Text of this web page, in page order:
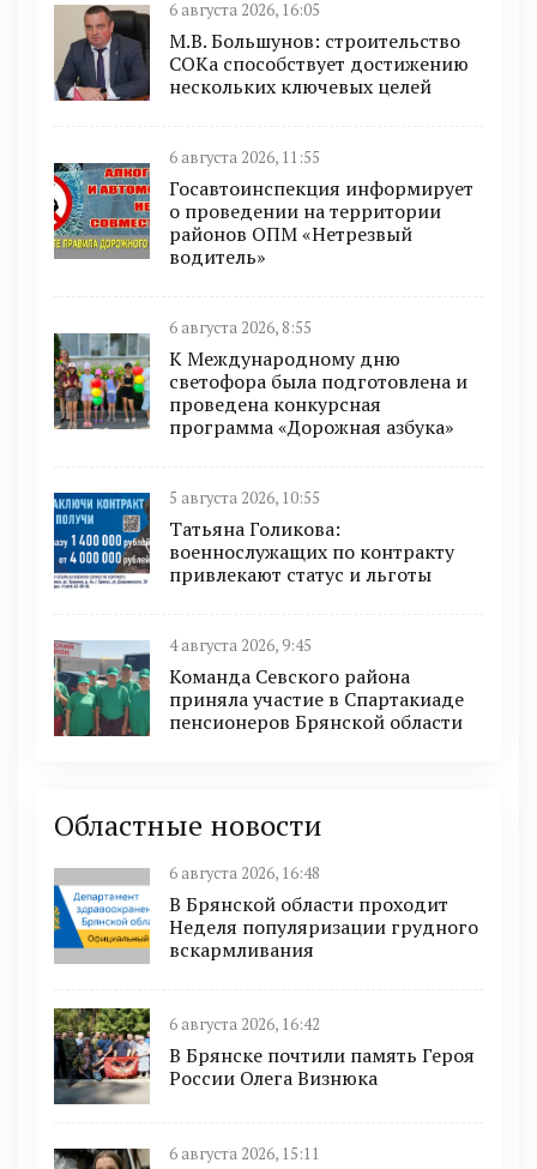
6 августа 2026, 16:05
М.В. Большунов: строительство
СОКа способствует достижению
нескольких ключевых целей
6 августа 2026, 11:55
Госавтоинспекция информирует
о проведении на территории
районов ОПМ «Нетрезвый
водитель»
6 августа 2026, 8:55
К Международному дню
светофора была подготовлена и
проведена конкурсная
программа «Дорожная азбука»
5 августа 2026, 10:55
Татьяна Голикова:
военнослужащих по контракту
привлекают статус и льготы
4 августа 2026, 9:45
Команда Севского района
приняла участие в Спартакиаде
пенсионеров Брянской области
Областные новости
6 августа 2026, 16:48
В Брянской области проходит
Неделя популяризации грудного
вскармливания
6 августа 2026, 16:42
В Брянске почтили память Героя
России Олега Визнюка
6 августа 2026, 15:11